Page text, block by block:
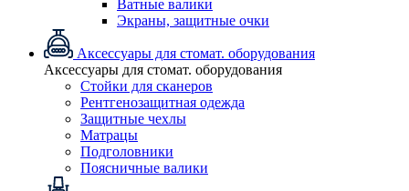
Ватные валики
Экраны, защитные очки
Аксессуары для стомат. оборудования
Аксессуары для стомат. оборудования
Стойки для сканеров
Рентгенозащитная одежда
Защитные чехлы
Матрацы
Подголовники
Поясничные валики